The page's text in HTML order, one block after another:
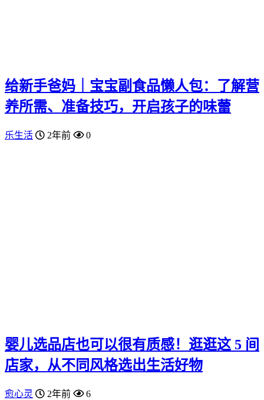
给新手爸妈｜宝宝副食品懒人包：了解营
养所需、准备技巧，开启孩子的味蕾
乐生活 2年前 0
婴儿选品店也可以很有质感！逛逛这 5 间
店家，从不同风格选出生活好物
愈心灵 2年前 6